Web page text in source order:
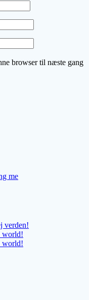
browser til næste gang
me
verden!
world!
world!